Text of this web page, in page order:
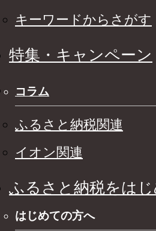
キーワードからさがす
特集・キャンペーン
コラム
ふるさと納税関連
イオン関連
ふるさと納税をはじ
はじめての方へ